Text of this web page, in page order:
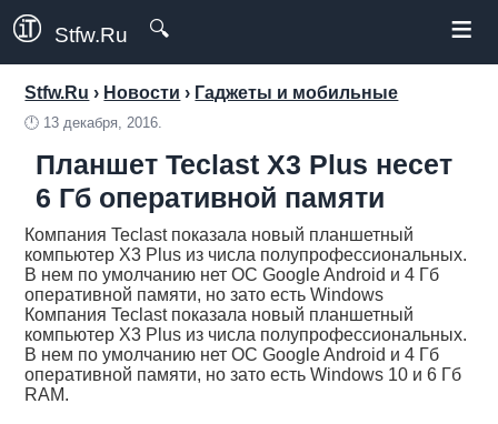
Stfw.Ru 🔍 ≡
Stfw.Ru › Новости › Гаджеты и мобильные
🕛 13 декабря, 2016.
Планшет Teclast X3 Plus несет
6 Гб оперативной памяти
Компания Teclast показала новый планшетный
компьютер X3 Plus из числа полупрофессиональных.
В нем по умолчанию нет ОС Google Android и 4 Гб
оперативной памяти, но зато есть Windows
Компания Teclast показала новый планшетный
компьютер X3 Plus из числа полупрофессиональных.
В нем по умолчанию нет ОС Google Android и 4 Гб
оперативной памяти, но зато есть Windows 10 и 6 Гб
RAM.